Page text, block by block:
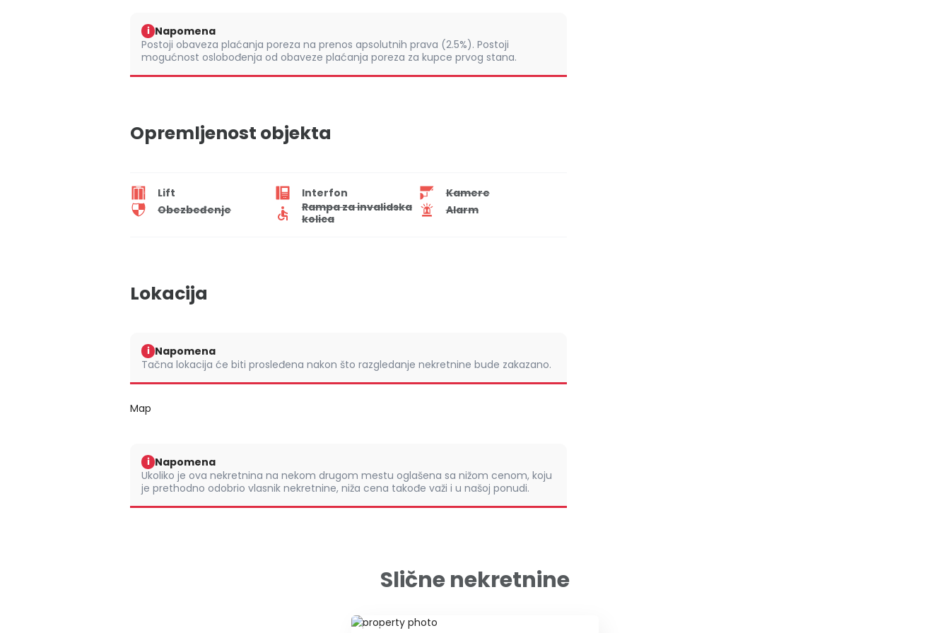
i Napomena
Postoji obaveza plaćanja poreza na prenos apsolutnih prava (2.5%). Postoji
mogućnost oslobođenja od obaveze plaćanja poreza za kupce prvog stana.
Opremljenost objekta
Lift Interfon
Kamere
Obezbeđenje
Rampa za invalidska
kolica
Alarm
Lokacija
i Napomena
Tačna lokacija će biti prosleđena nakon što razgledanje nekretnine bude zakazano.
Map
i Napomena
Ukoliko je ova nekretnina na nekom drugom mestu oglašena sa nižom cenom, koju
je prethodno odobrio vlasnik nekretnine, niža cena takođe važi i u našoj ponudi.
Slične nekretnine
ID 78743